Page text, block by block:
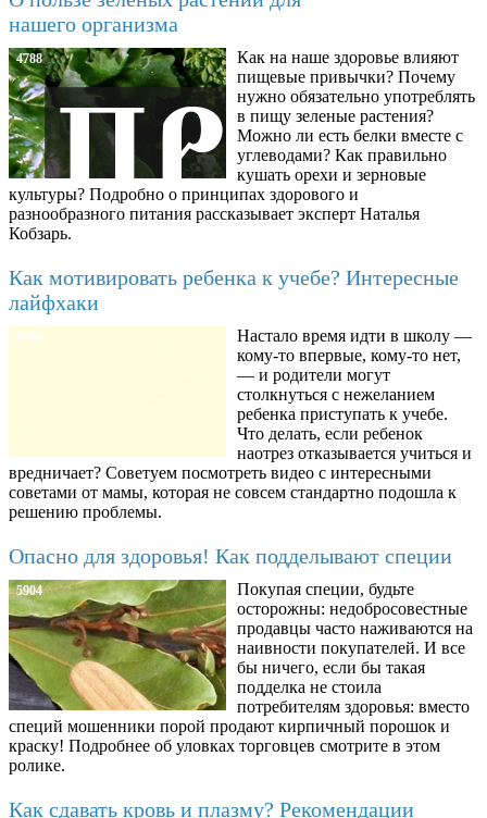
нашего организма
4788
Как на наше здоровье влияют
пищевые привычки? Почему
нужно обязательно употреблять
в пищу зеленые растения?
Можно ли есть белки вместе с
углеводами? Как правильно
кушать орехи и зерновые
культуры? Подробно о принципах здорового и
разнообразного питания рассказывает эксперт Наталья
Кобзарь.
Как мотивировать ребенка к учебе? Интересные
лайфхаки
8780
Настало время идти в школу —
кому-то впервые, кому-то нет,
— и родители могут
столкнуться с нежеланием
ребенка приступать к учебе.
Что делать, если ребенок
наотрез отказывается учиться и
вредничает? Советуем посмотреть видео с интересными
советами от мамы, которая не совсем стандартно подошла к
решению проблемы.
Опасно для здоровья! Как подделывают специи
5904
Покупая специи, будьте
осторожны: недобросовестные
продавцы часто наживаются на
наивности покупателей. И все
бы ничего, если бы такая
подделка не стоила
потребителям здоровья: вместо
специй мошенники порой продают кирпичный порошок и
краску! Подробнее об уловках торговцев смотрите в этом
ролике.
Как сдавать кровь и плазму? Рекомендации